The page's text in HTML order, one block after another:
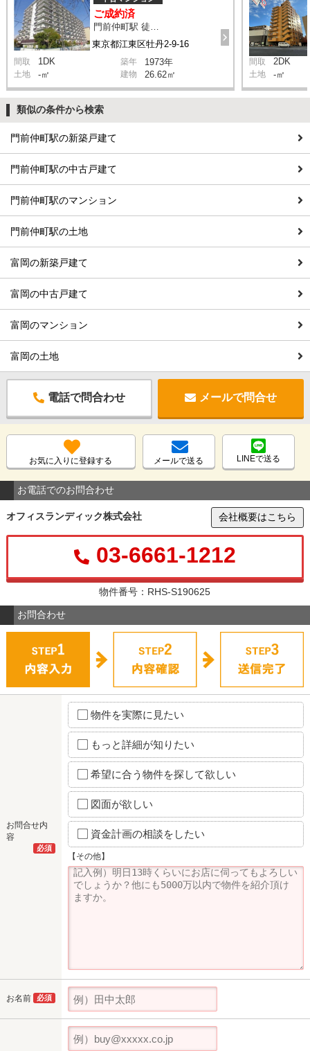
東京都江東区牡丹2-9-16
ご成約済
間取 1DK 築年 1973年
土地 -㎡ 建物 26.62㎡
間取 2DK
土地 -㎡
類似の条件から検索
門前仲町駅の新築戸建て
門前仲町駅の中古戸建て
門前仲町駅のマンション
門前仲町駅の土地
富岡の新築戸建て
富岡の中古戸建て
富岡のマンション
富岡の土地
電話で問合わせ メールで問合せ
お気に入りに登録する メールで送る LINEで送る
お電話でのお問合わせ
オフィスランディック株式会社 会社概要はこちら
03-6661-1212
物件番号：RHS-S190625
お問合わせ
お問合せ内
容
必須
物件を実際に見たい
もっと詳細が知りたい
希望に合う物件を探して欲しい
図面が欲しい
資金計画の相談をしたい
【その他】
お名前 必須